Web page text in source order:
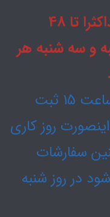
توجه: سفارشات پستی حداکثرا تا 48
و سه شنبه هر
سفارشات پیک اگر تا قبل ساعت 15 ثبت
روز کاری
سفارشات
ثبت شود در روز شنبه